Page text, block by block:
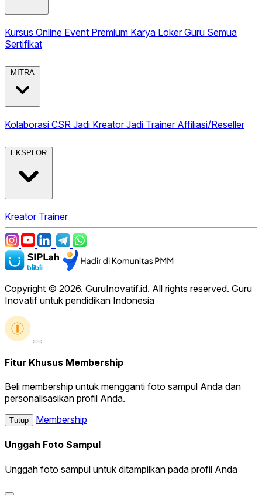
Kursus Online Event Premium Karya Loker Guru Semua
Sertifikat
MITRA
Kolaborasi CSR Jadi KreatorJadi Trainer Affiliasi/Reseller
EKSPLOR
Kreator Trainer
Copyright © 2026. GuruInovatif.id. All rights reserved. Guru
Inovatif untuk pendidikan Indonesia
Fitur Khusus Membership
Beli membership untuk mengganti foto sampul Anda dan
personalisasikan profil Anda.
Tutup Membership
Unggah Foto Sampul
Unggah foto sampul untuk ditampilkan pada profil Anda